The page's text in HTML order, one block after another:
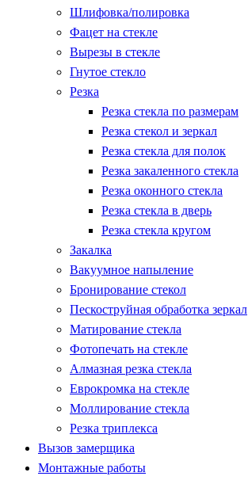
Шлифовка/полировка
Фацет на стекле
Вырезы в стекле
Гнутое стекло
Резка
Резка стекла по размерам
Резка стекол и зеркал
Резка стекла для полок
Резка закаленного стекла
Резка оконного стекла
Резка стекла в дверь
Резка стекла кругом
Закалка
Вакуумное напыление
Бронирование стекол
Пескоструйная обработка зеркал
Матирование стекла
Фотопечать на стекле
Алмазная резка стекла
Еврокромка на стекле
Моллирование стекла
Резка триплекса
Вызов замерщика
Монтажные работы